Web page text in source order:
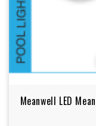
Meanwell LED